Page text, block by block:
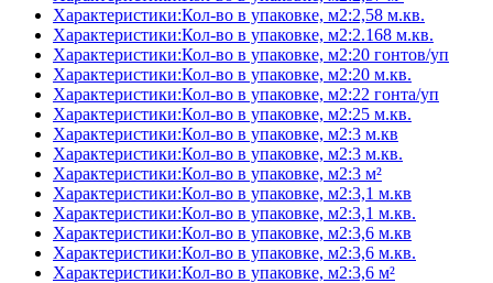
Характеристики:Кол-во в упаковке, м2:2,58 м.кв.
Характеристики:Кол-во в упаковке, м2:2.168 м.кв.
Характеристики:Кол-во в упаковке, м2:20 гонтов/уп
Характеристики:Кол-во в упаковке, м2:20 м.кв.
Характеристики:Кол-во в упаковке, м2:22 гонта/уп
Характеристики:Кол-во в упаковке, м2:25 м.кв.
Характеристики:Кол-во в упаковке, м2:3 м.кв
Характеристики:Кол-во в упаковке, м2:3 м.кв.
Характеристики:Кол-во в упаковке, м2:3 м²
Характеристики:Кол-во в упаковке, м2:3,1 м.кв
Характеристики:Кол-во в упаковке, м2:3,1 м.кв.
Характеристики:Кол-во в упаковке, м2:3,6 м.кв
Характеристики:Кол-во в упаковке, м2:3,6 м.кв.
Характеристики:Кол-во в упаковке, м2:3,6 м²